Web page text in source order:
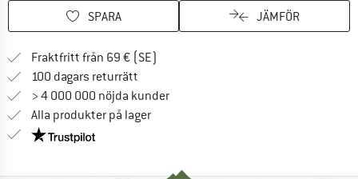
SPARA JÄMFÖR
Fraktfritt från 69 € (SE)
100 dagars returrätt
> 4 000 000 nöjda kunder
Alla produkter på lager
Trust Pilot-garanti - hitta all information här!